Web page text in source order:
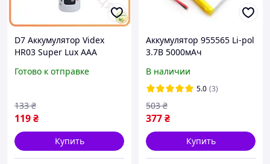
D7 Аккумулятор Videx
HR03 Super Lux AAA
металлогидридный для
гад MOD58L
Готово к отправке
119₴
133 ₴
Купить
Аккумулятор 955565 Li-pol
3.7В 5000мАч
Powerbank, планшетов,
GPS устройств
В наличии
5.0 (3)
377₴
503 ₴
Купить